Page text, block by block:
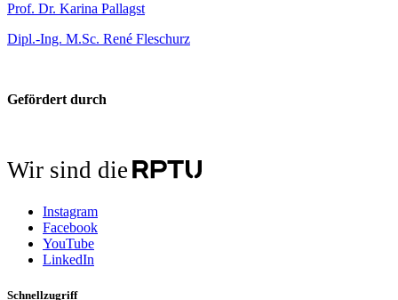
Prof. Dr. Karina Pallagst
Dipl.-Ing. M.Sc. René Fleschurz
Gefördert durch
Wir sind die
Instagram
Facebook
YouTube
LinkedIn
Schnellzugriff